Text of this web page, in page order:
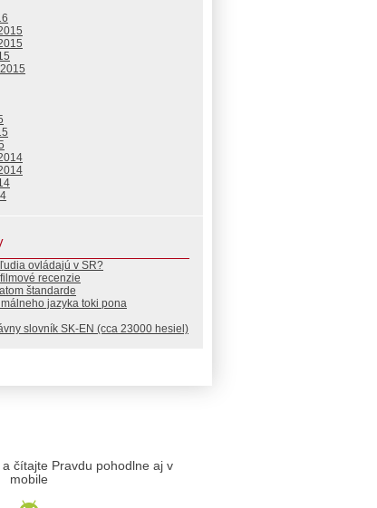
ovládajú v SR?
recenzie
štandarde
jazyka toki pona
slovník SK-EN (cca 23000 hesiel)
čítajte Pravdu pohodlne aj v
mobile